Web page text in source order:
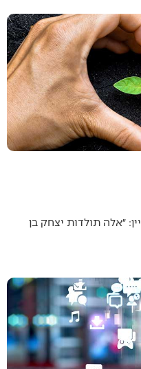
״אלה תולדות יצחק בן